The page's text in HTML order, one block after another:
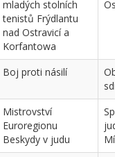
mladých stolních
tenistů Frýdlantu
nad Ostravicí a
Korfantowa
Boj proti násilí
Mistrovství
Euroregionu
Beskydy v judu